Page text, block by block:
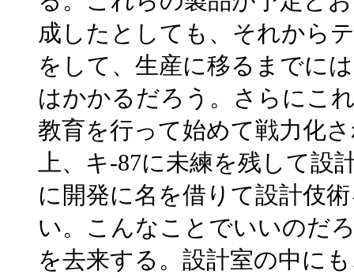
成したとしても、それから
をして、生産に移るまでに
はかかるだろう。さらにこ
教育を行って始めて戦力化
上、キ-87に未練を残して
に開発に名を借りて設計伎
い。こんなことでいいのだ
を去来する。設計室の中に